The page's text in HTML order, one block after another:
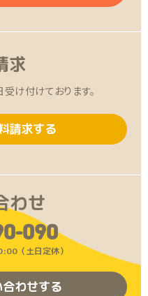
求
け付けております。
請求する
わせ
090
（土日定休）
わせする